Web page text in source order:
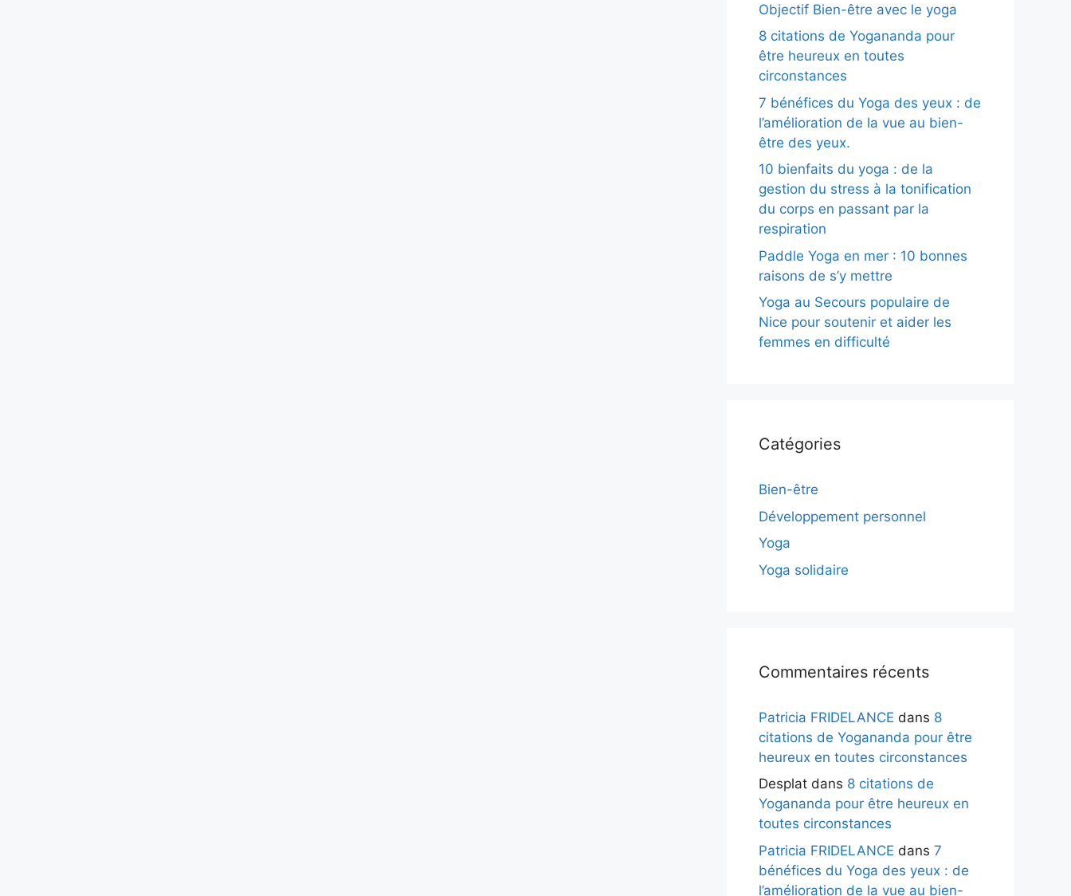
Objectif Bien-être avec le yoga
8 citations de Yogananda pour
être heureux en toutes
circonstances
7 bénéfices du Yoga des yeux : de
l’amélioration de la vue au bien-
être des yeux.
10 bienfaits du yoga : de la
gestion du stress à la tonification
du corps en passant par la
respiration
Paddle Yoga en mer : 10 bonnes
raisons de s’y mettre
Yoga au Secours populaire de
Nice pour soutenir et aider les
femmes en difficulté
Catégories
Bien-être
Développement personnel
Yoga
Yoga solidaire
Commentaires récents
Patricia FRIDELANCE dans 8
citations de Yogananda pour être
heureux en toutes circonstances
Desplat dans 8 citations de
Yogananda pour être heureux en
toutes circonstances
Patricia FRIDELANCE dans 7
bénéfices du Yoga des yeux : de
l’amélioration de la vue au bien-